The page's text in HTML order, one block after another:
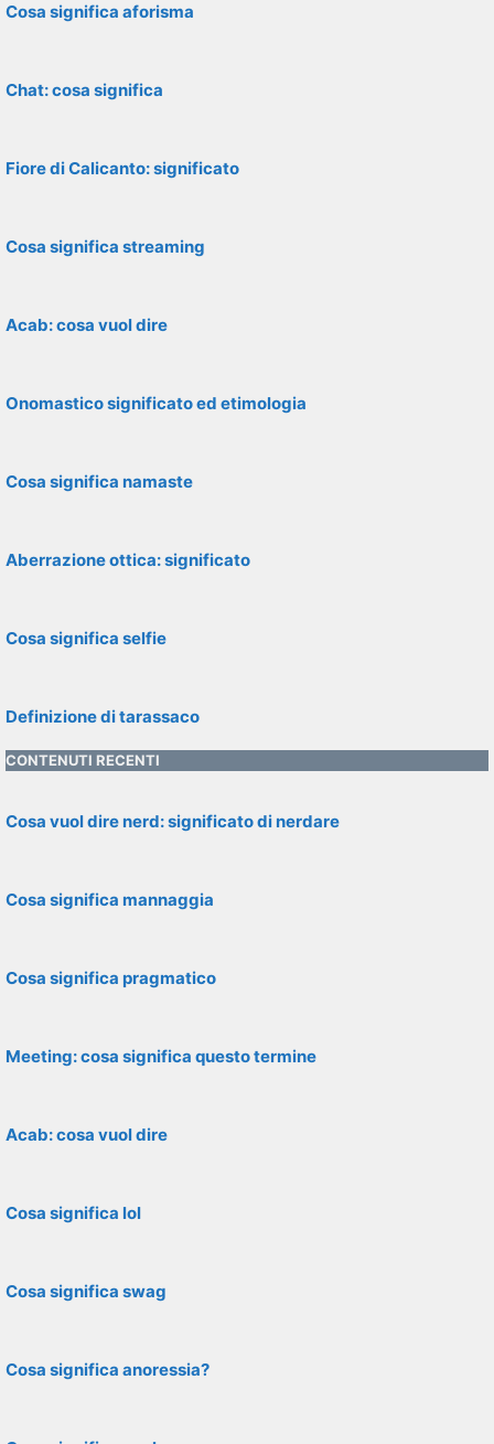
Cosa significa aforisma
Chat: cosa significa
Fiore di Calicanto: significato
Cosa significa streaming
Acab: cosa vuol dire
Onomastico significato ed etimologia
Cosa significa namaste
Aberrazione ottica: significato
Cosa significa selfie
Definizione di tarassaco
CONTENUTI RECENTI
Cosa vuol dire nerd: significato di nerdare
Cosa significa mannaggia
Cosa significa pragmatico
Meeting: cosa significa questo termine
Acab: cosa vuol dire
Cosa significa lol
Cosa significa swag
Cosa significa anoressia?